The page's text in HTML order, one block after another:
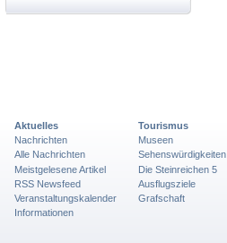
Aktuelles
Nachrichten
Alle Nachrichten
Meistgelesene Artikel
RSS Newsfeed
Veranstaltungskalender
Informationen
Tourismus
Museen
Sehenswürdigkeiten
Die Steinreichen 5
Ausflugsziele
Grafschaft